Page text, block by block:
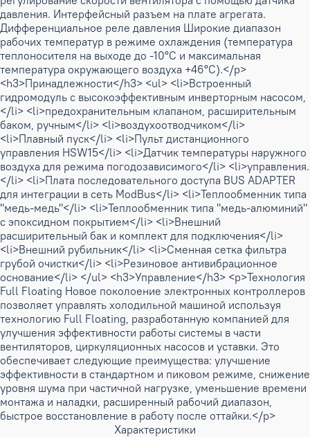
давления. Интерфейсный разъем на плате агрегата.
Дифференциальное реле давления Широкие диапазон
рабочих температур в режиме охлаждения (температура
теплоносителя на выходе до -10°C и максимальная
температура окружающего воздуха +46°C).</p>
<h3>Принадлежности</h3> <ul> <li>Встроенный
гидромодуль с высокоэффективным инверторным насосом,
</li> <li>предохранительным клапаном, расширительным
баком, ручным</li> <li>воздухоотводчиком</li>
<li>Плавный пуск</li> <li>Пульт дистанционного
управления HSW15</li> <li>Датчик температуры наружного
воздуха для режима погодозависимого</li> <li>управления.
</li> <li>Плата последовательного доступа BUS ADAPTER
для интеграции в сеть ModBus</li> <li>Теплообменник типа
"медь-медь"</li> <li>Теплообменник типа "медь-алюминий"
с эпоксидном покрытием</li> <li>Внешний
расширительный бак и комплект для подключения</li>
<li>Внешний рубильник</li> <li>Сменная сетка фильтра
грубой очистки</li> <li>Резиновое антивибрационное
основание</li> </ul> <h3>Управление</h3> <p>Технология
Full Floating Новое поколоение электронных контроллеров
позволяет управлять холодильной машиной используя
технологию Full Floating, разработанную компанией для
улучшения эффективности работы системы в части
вентиляторов, циркуляционных насосов и уставки. Это
обеспечивает следующие преимущества: улучшение
эффективности в стандартном и пиковом режиме, снижение
уровня шума при частичной нагрузке, уменьшение времени
монтажа и наладки, расширенный рабочий диапазон,
быстрое восстановление в работу после оттайки.</p>
Характеристики